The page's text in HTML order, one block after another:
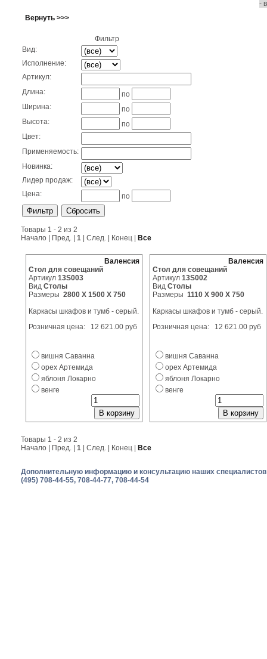
-
Вернуть >>>
Фильтр
Вид:
Исполнение:
Артикул:
Длина:
по
Ширина:
по
Высота:
по
Цвет:
Применяемость:
Новинка:
Лидер продаж:
Цена:
по
Товары 1 - 2 из 2
Начало | Пред. | 1 | След. | Конец | Все
Валенсия
Стол для совещаний
Артикул 13S003
Вид Столы
Размеры 2800 X 1500 X 750
Каркасы шкафов и тумб - серый.
Розничная цена: 12 621.00 руб
вишня Саванна
орех Артемида
яблоня Локарно
венге
Валенсия
Стол для совещаний
Артикул 13S002
Вид Столы
Размеры 1110 X 900 X 750
Каркасы шкафов и тумб - серый.
Розничная цена: 12 621.00 руб
вишня Саванна
орех Артемида
яблоня Локарно
венге
Товары 1 - 2 из 2
Начало | Пред. | 1 | След. | Конец | Все
Дополнительную информацию и консультацию наших
(495) 708-44-55, 708-44-77, 708-44-54